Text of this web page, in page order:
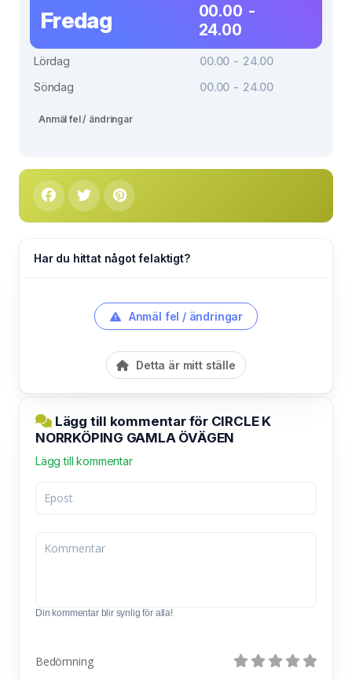
Fredag
00.00 -
24.00
Lördag
00.00 - 24.00
Söndag
00.00 - 24.00
Anmäl fel / ändringar
Har du hittat något felaktigt?
Anmäl fel / ändringar
Detta är mitt ställe
Lägg till kommentar för CIRCLE K
NORRKÖPING GAMLA ÖVÄGEN
Lägg till kommentar
Din kommentar blir synlig för alla!
Bedömning